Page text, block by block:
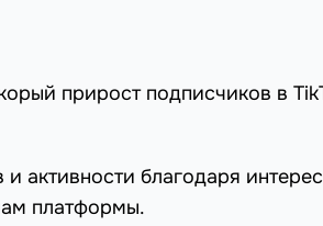
прирост подписчиков в
активности благодаря
платформы.